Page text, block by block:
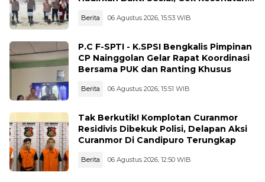
Rupat
Berita 06 Agustus 2026, 15:53 WIB
P.C F-SPTI - K.SPSI Bengkalis Pimpinan
CP Nainggolan Gelar Rapat Koordinasi
Bersama PUK dan Ranting Khusus
Berita 06 Agustus 2026, 15:51 WIB
Tak Berkutik! Komplotan Curanmor
Residivis Dibekuk Polisi, Delapan Aksi
Curanmor Di Candipuro Terungkap
Berita 06 Agustus 2026, 12:50 WIB